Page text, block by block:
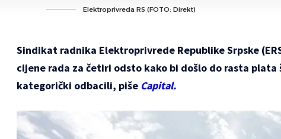
Elektroprivreda RS (FOTO: Direkt)
Sindikat radnika Elektroprivrede Republike Srpske
cijene rada za četiri odsto kako bi došlo do rasta plata
kategorički odbacili, piše Capital.